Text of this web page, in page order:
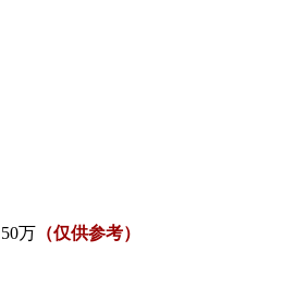
50万 （仅供参考）